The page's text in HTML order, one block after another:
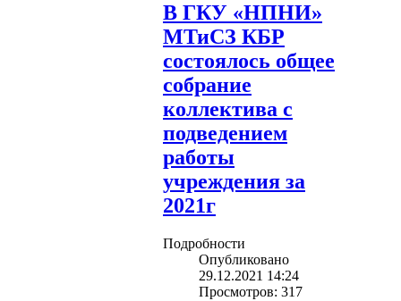
В ГКУ «НПНИ»
МТиСЗ КБР
состоялось общее
собрание
коллектива с
подведением
работы
учреждения за
2021г
Подробности
Опубликовано
29.12.2021 14:24
Просмотров: 317